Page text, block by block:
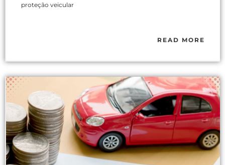
proteção veicular
READ MORE